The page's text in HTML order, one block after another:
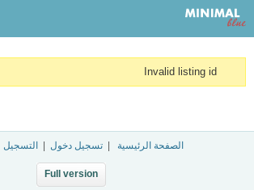
Invalid listing id
الصفحة الرئيسية تسجيل دخول التسجيل
Full version